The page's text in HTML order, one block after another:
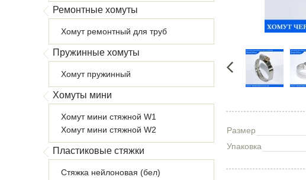
Ремонтные хомуты
Хомут ремонтный для труб
Пружинные хомуты
Хомут пружинный
Хомуты мини
Хомут мини стяжной W1
Хомут мини стяжной W2
Пластиковые стяжки
Стяжка нейлоновая (бел)
Размер
Упаковка